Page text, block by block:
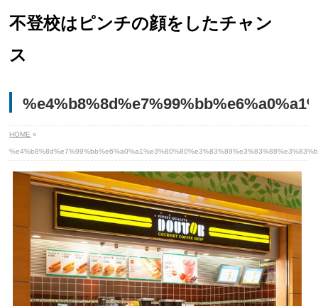
不登校はピンチの顔をしたチャン
ス
HOME »